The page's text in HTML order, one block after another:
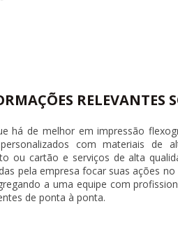
RELEVANTES
há de melhor em impressão
com materiais de
ou cartão e serviços de alta
pela empresa focar suas ações
a uma equipe com
de ponta à ponta.